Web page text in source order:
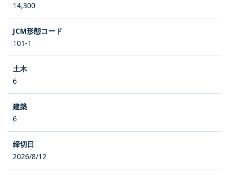
14,300
101-1
6
6
2026/8/12